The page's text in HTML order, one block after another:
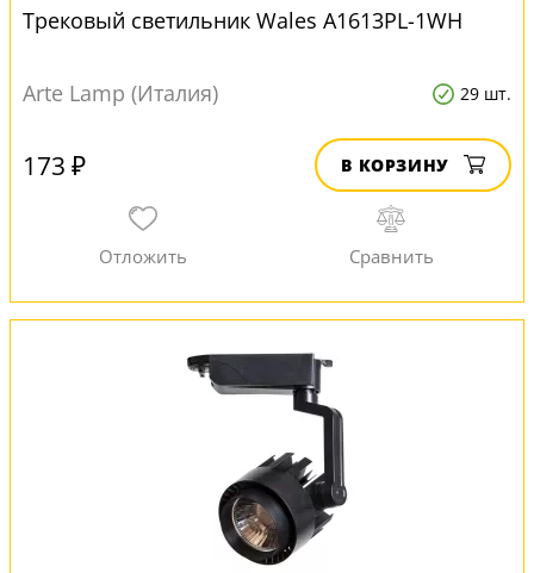
Трековый светильник Wales A1613PL-1WH
Arte Lamp (Италия) 29 шт.
173 ₽ В КОРЗИНУ